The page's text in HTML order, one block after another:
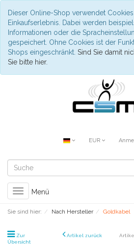
Dieser Online-Shop verwendet
Einkaufserlebnis. Dabei werden
Informationen oder die
gespeichert. Ohne Cookies ist der
Shops eingeschränkt. Sind Sie damit
Sie bitte hier.
EUR
Toggle
navigation
Menü
Sie sind hier: Nach Hersteller Goldkabel
Zur
Übersicht
Artikel zurück